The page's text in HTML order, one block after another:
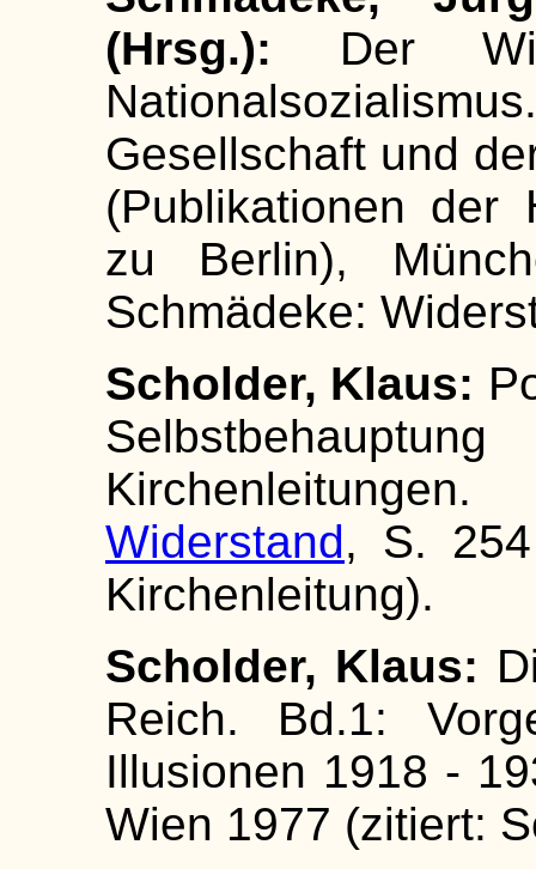
(Hrsg.): Der
Gesellschaft und
(Publikationen der
zu Berlin),
Schmädeke:
Scholder, Klaus:
Widerstand, S.
Kirchenleitung).
Scholder, Klaus:
Reich. Bd.1:
Illusionen 1918 -
Wien 1977 (zitiert: